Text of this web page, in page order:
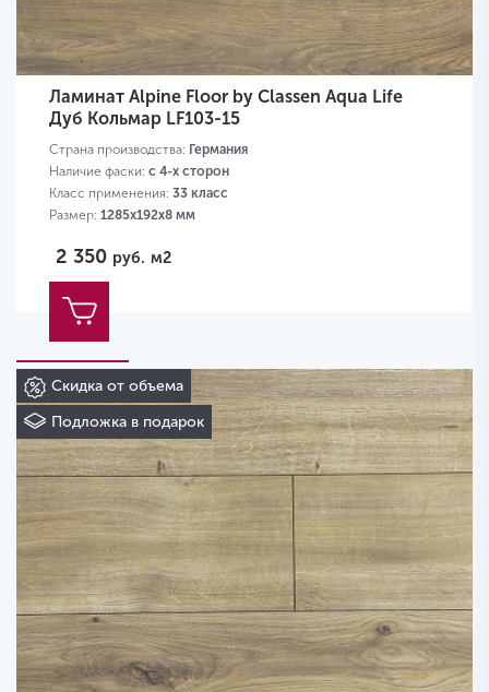
Ламинат Alpine Floor by Classen Aqua Life
Дуб Кольмар LF103-15
Страна производства: Германия
Наличие фаски: с 4-х сторон
Класс применения: 33 класс
Размер: 1285х192х8 мм
2 350 руб. м2
Скидка от объема
Подложка в подарок